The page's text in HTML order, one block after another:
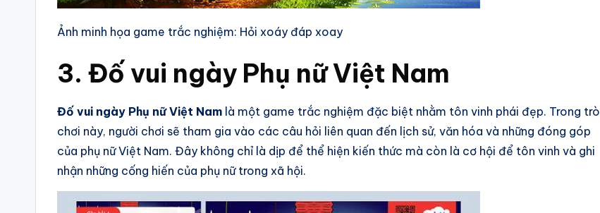
Ảnh minh họa game trắc nghiệm: Hỏi xoáy đáp xoay
3. Đố vui ngày Phụ nữ Việt Nam
Đố vui ngày Phụ nữ Việt Nam là một game trắc nghiệm đặc biệt nhằm tôn vinh phái đẹp. Trong trò
chơi này, người chơi sẽ tham gia vào các câu hỏi liên quan đến lịch sử, văn hóa và những đóng góp
của phụ nữ Việt Nam. Đây không chỉ là dịp để thể hiện kiến thức mà còn là cơ hội để tôn vinh và ghi
nhận những cống hiến của phụ nữ trong xã hội.